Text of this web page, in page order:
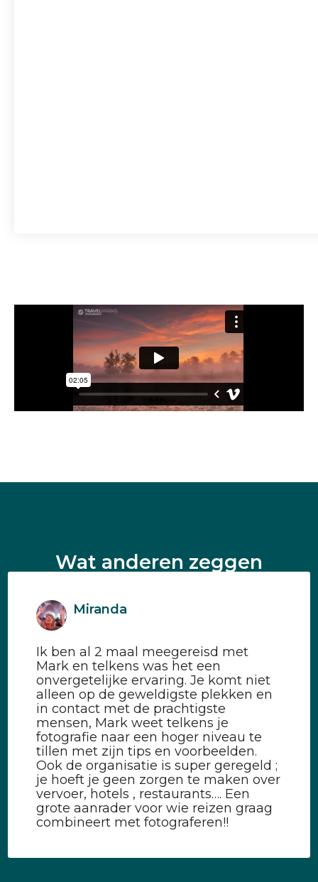
Wat anderen zeggen
Miranda
Ik ben al 2 maal meegereisd met
Mark en telkens was het een
onvergetelijke ervaring. Je komt niet
alleen op de geweldigste plekken en
in contact met de prachtigste
mensen, Mark weet telkens je
fotografie naar een hoger niveau te
tillen met zijn tips en voorbeelden.
Ook de organisatie is super geregeld ;
je hoeft je geen zorgen te maken over
vervoer, hotels , restaurants…. Een
grote aanrader voor wie reizen graag
combineert met fotograferen!!